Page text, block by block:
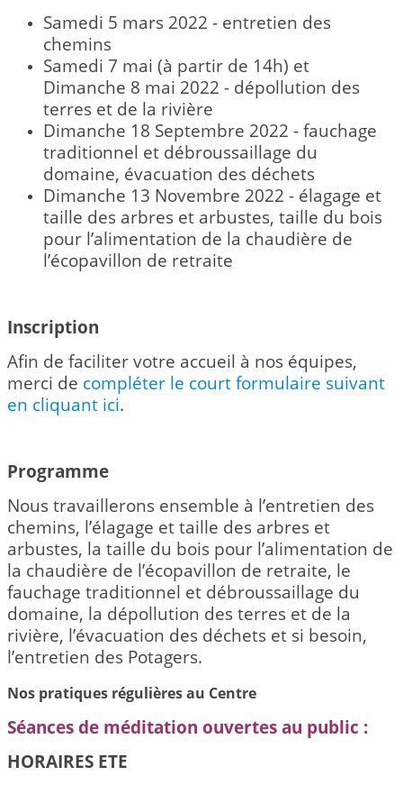
Samedi 5 mars 2022 - entretien des
chemins
Samedi 7 mai (à partir de 14h) et
Dimanche 8 mai 2022 - dépollution des
terres et de la rivière
Dimanche 18 Septembre 2022 - fauchage
traditionnel et débroussaillage du
domaine, évacuation des déchets
Dimanche 13 Novembre 2022 - élagage et
taille des arbres et arbustes, taille du bois
pour l’alimentation de la chaudière de
l’écopavillon de retraite
Inscription
Afin de faciliter votre accueil à nos équipes,
merci de compléter le court formulaire suivant
en cliquant ici.
Programme
Nous travaillerons ensemble à l’entretien des
chemins, l’élagage et taille des arbres et
arbustes, la taille du bois pour l’alimentation de
la chaudière de l’écopavillon de retraite, le
fauchage traditionnel et débroussaillage du
domaine, la dépollution des terres et de la
rivière, l’évacuation des déchets et si besoin,
l’entretien des Potagers.
Nos pratiques régulières au Centre
Séances de méditation ouvertes au public :
HORAIRES ETE